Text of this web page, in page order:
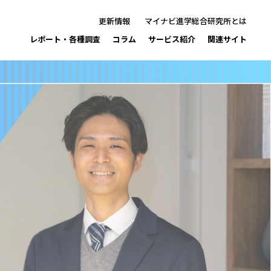
更新情報
マイナビ進学総合研究所とは
レポート・各種調査
コラム サービス紹介 関連サイト